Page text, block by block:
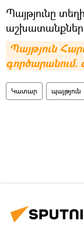
Պայթյունը
Պայթյուն
գործարանում.
Կատար պայթյուն